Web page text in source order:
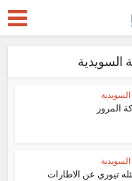
السويدية
المرور
تيوري عن الاطارات